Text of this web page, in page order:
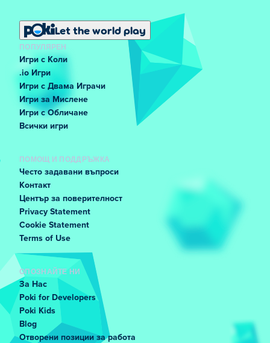
Let the world play
ПОПУЛЯРЕН
Игри с Коли
.io Игри
Игри с Двама Играчи
Игри за Мислене
Игри с Обличане
Всички игри
ПОМОЩ И ПОДДРЪЖКА
Често задавани въпроси
Контакт
Център за поверителност
Privacy Statement
Cookie Statement
Terms of Use
ОПОЗНАЙТЕ НИ
За Нас
Poki for Developers
Poki Kids
Blog
Отворени позиции за работа